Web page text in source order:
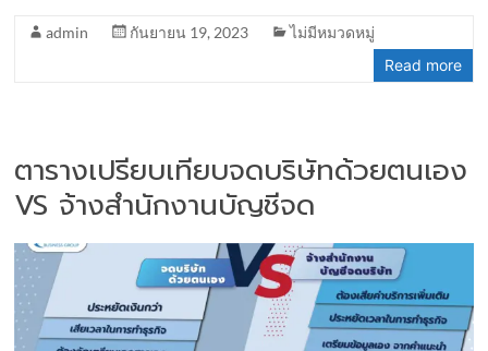
admin กันยายน 19, 2023
ไม่มีหมวดหมู่
Read more
ตารางเปรียบเทียบจดบริษัทด้วยตนเอง
VS จ้างสำนักงานบัญชีจด